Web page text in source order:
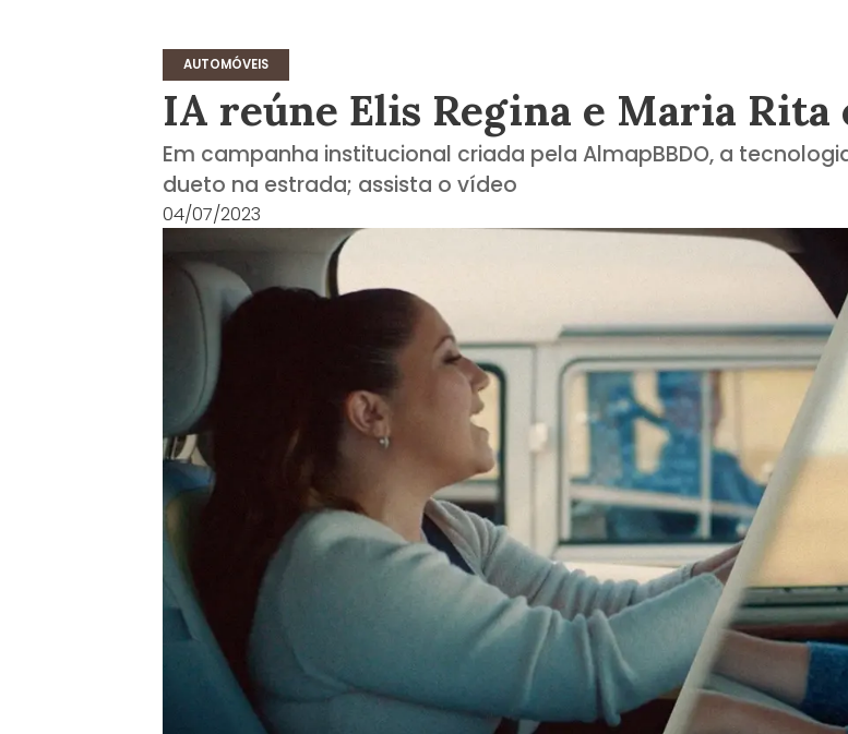
AUTOMÓVEIS
IA reúne Elis Regina e Maria Rita
Em campanha institucional criada pela AlmapBBDO, a
dueto na estrada; assista o vídeo
04/07/2023